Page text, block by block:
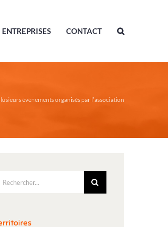
ENTREPRISES CONTACT
évènements organisés par l’association